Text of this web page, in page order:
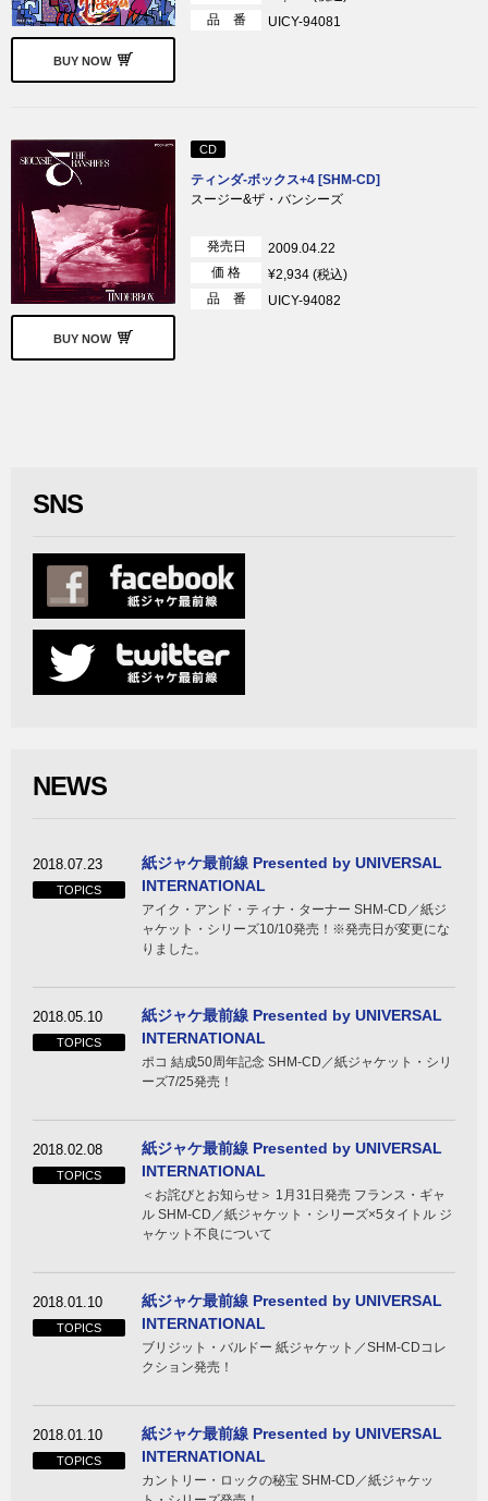
BUY NOW
品 番
UICY-94081
BUY NOW
CD
ティンダ-ボックス+4 [SHM-CD]
スージー&ザ・バンシーズ
発売日
2009.04.22
価 格
¥2,934 (税込)
品 番
UICY-94082
SNS
NEWS
2018.07.23
TOPICS
紙ジャケ最前線 Presented by UNIVERSAL
INTERNATIONAL
アイク・アンド・ティナ・ターナー SHM-CD／紙ジ
ャケット・シリーズ10/10発売！※発売日が変更にな
りました。
2018.05.10
TOPICS
紙ジャケ最前線 Presented by UNIVERSAL
INTERNATIONAL
ポコ 結成50周年記念 SHM-CD／紙ジャケット・シリ
ーズ7/25発売！
2018.02.08
TOPICS
紙ジャケ最前線 Presented by UNIVERSAL
INTERNATIONAL
＜お詫びとお知らせ＞ 1月31日発売 フランス・ギャ
ル SHM-CD／紙ジャケット・シリーズ×5タイトル ジ
ャケット不良について
2018.01.10
TOPICS
紙ジャケ最前線 Presented by UNIVERSAL
INTERNATIONAL
ブリジット・バルドー 紙ジャケット／SHM-CDコレ
クション発売！
2018.01.10
TOPICS
紙ジャケ最前線 Presented by UNIVERSAL
INTERNATIONAL
カントリー・ロックの秘宝 SHM-CD／紙ジャケッ